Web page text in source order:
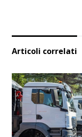
Articoli correlati